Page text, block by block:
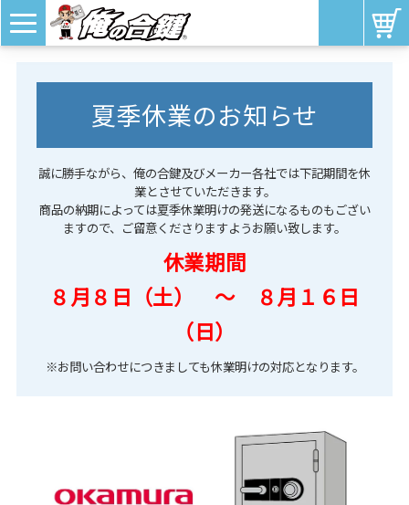
夏季休業のお知らせ
誠に勝手ながら、俺の合鍵及びメーカー各社では下記期間を休
業とさせていただきます。
商品の納期によっては夏季休業明けの発送になるものもござい
ますので、ご留意くださりますようお願い致します。
休業期間
８月８日（土） ～ ８月１６日
（日）
※お問い合わせにつきましても休業明けの対応となります。